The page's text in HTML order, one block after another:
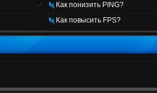
Как понизить PING?
Как повысить FPS?